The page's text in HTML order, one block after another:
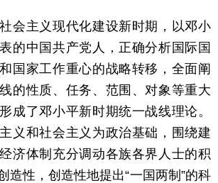
主义现代化建设新时期，以邓小
的中国共产党人，正确分析国际国
国家工作重心的战略转移，全面阐
的性质、任务、范围、对象等重大
成了邓小平新时期统一战线理论。
义和社会主义为政治基础，围绕建
济体制充分调动各族各界人士的积
造性，创造性地提出“一国两制”的科